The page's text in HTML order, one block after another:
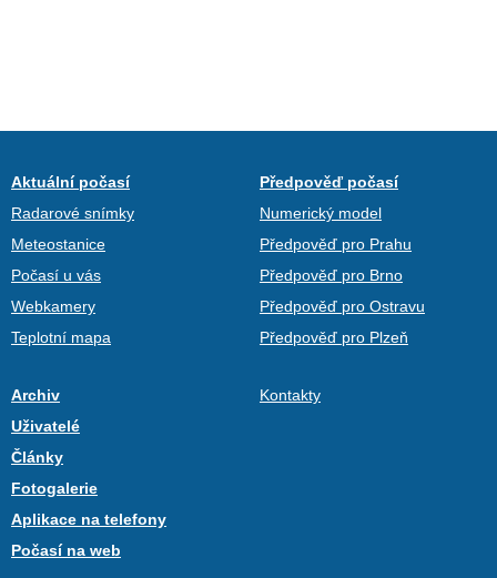
Aktuální počasí
Radarové snímky
Meteostanice
Počasí u vás
Webkamery
Teplotní mapa
Předpověď počasí
Numerický model
Předpověď pro Prahu
Předpověď pro Brno
Předpověď pro Ostravu
Předpověď pro Plzeň
Archiv
Uživatelé
Články
Fotogalerie
Aplikace na telefony
Počasí na web
Kontakty